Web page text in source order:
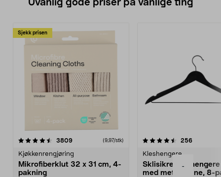
-
Uvanlig gode priser på vanlige ting
Sjekk prisen
3809anmeldelser(9,97/stk)
Kjøkkenrengjøring
Mikrofiberklut 32 x 31 cm, 4-
pakning
4.5av 5 stjerner 256
Kleshengere
Sklisikre
med metallpinne, 8-
4.5av 5 stjerner